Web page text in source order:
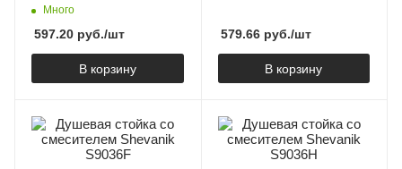
Много
597.20 руб./шт
В корзину
579.66руб./шт
В корзину